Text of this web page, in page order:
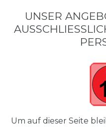
UNSER
Um auf dieser Seite